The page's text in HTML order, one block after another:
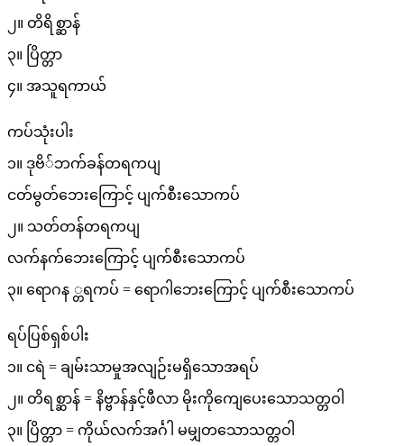
၂။ တိရိစ္ဆာန်
၃။ ပြိတ္တာ
၄။ အသူရကာယ်
ကပ်သုံးပါး
၁။ ဒုဗိ်ဘက်ခန်တရကပျ
ငတ်မွတ်ဘေးကြောင့် ပျက်စီးသောကပ်
၂။ သတ်တန်တရကပျ
လက်နက်ဘေးကြောင့် ပျက်စီးသောကပ်
၃။ ရောဂန ္တရကပ် = ရောဂါဘေးကြောင့် ပျက်စီးသောကပ်
ရပ်ပြစ်ရှစ်ပါး
၁။ ငရဲ = ချမ်းသာမှုအလျဉ်းမရှိသောအရပ်
၂။ တိရစ္ဆာန် = နိဗ္ဗာန်နှင့်ဖီလာ မိုးကိုကျေပေးသောသတ္တဝါ
၃။ ပြိတ္တာ = ကိုယ်လက်အင်္ဂါ မမျှတသောသတ္တဝါ